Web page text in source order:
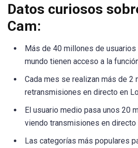
Datos curiosos
Cam:
Más de 40 millones de
mundo tienen acceso a la
Cada mes se realizan más de 2
retransmisiones en directo en
El usuario medio pasa unos 20
viendo transmisiones en directo
Las categorías más populares